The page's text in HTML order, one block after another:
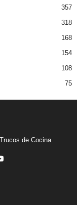
357
318
168
154
108
75
de Cocina